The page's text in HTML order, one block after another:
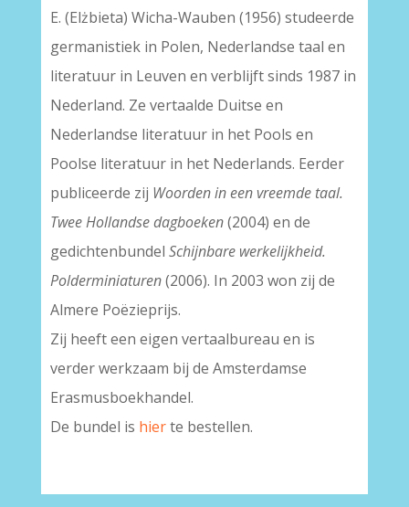
E. (Elżbieta) Wicha-Wauben (1956) studeerde
germanistiek in Polen, Nederlandse taal en
literatuur in Leuven en verblijft sinds 1987 in
Nederland. Ze vertaalde Duitse en
Nederlandse literatuur in het Pools en
Poolse literatuur in het Nederlands. Eerder
publiceerde zij Woorden in een vreemde taal.
Twee Hollandse dagboeken(2004) en de
gedichtenbundel Schijnbare werkelijkheid.
Polderminiaturen(2006). In 2003 won zij de
Almere Poëzieprijs.
Zij heeft een eigen vertaalbureau en is
verder werkzaam bij de Amsterdamse
Erasmusboekhandel.
De bundel is hierte bestellen.